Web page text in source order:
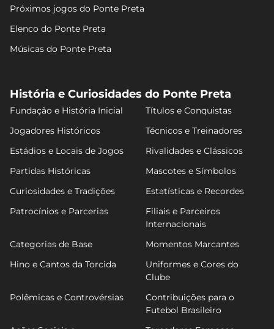
Próximos jogos do Ponte Preta
Elenco do Ponte Preta
Músicas do Ponte Preta
História e Curiosidades do Ponte Preta
Fundação e História Inicial
Títulos e Conquistas
Jogadores Históricos
Técnicos e Treinadores
Estádios e Locais de Jogos
Rivalidades e Clássicos
Partidas Históricas
Mascotes e Símbolos
Curiosidades e Tradições
Estatísticas e Recordes
Patrocínios e Parcerias
Filiais e Parceiros
Internacionais
Categorias de Base
Momentos Marcantes
Hino e Cantos da Torcida
Uniformes e Cores do
Clube
Polêmicas e Controvérsias
Contribuições para o
Futebol Brasileiro